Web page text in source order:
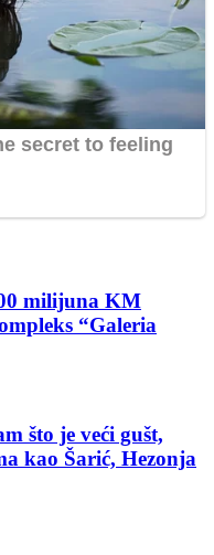
milijuna KM
“Galeria
što je veći gušt,
kao Šarić, Hezonja